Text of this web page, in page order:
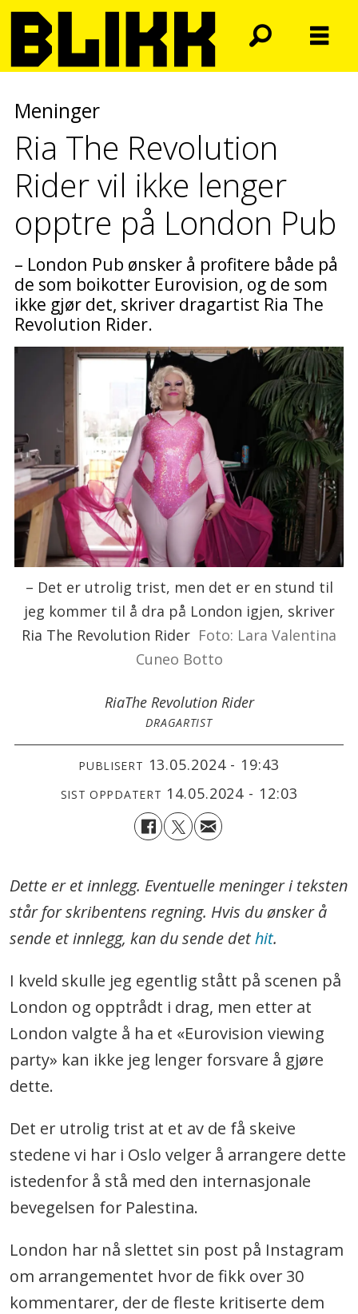
Meninger
Ria The Revolution
Rider vil ikke lenger
opptre på London Pub
– London Pub ønsker å profitere både på
de som boikotter Eurovision, og de som
ikke gjør det, skriver dragartist Ria The
Revolution Rider.
– Det er utrolig trist, men det er en stund til
jeg kommer til å dra på London igjen, skriver
Ria The Revolution Rider Foto: Lara Valentina
Cuneo Botto
RiaThe Revolution Rider
DRAGARTIST
PUBLISERT 13.05.2024 - 19:43
SIST OPPDATERT 14.05.2024 - 12:03
Dette er et innlegg. Eventuelle meninger i teksten
står for skribentens regning. Hvis du ønsker å
sende et innlegg, kan du sende dethit.
I kveld skulle jeg egentlig stått på scenen på
London og opptrådt i drag, men etter at
London valgte å ha et «Eurovision viewing
party» kan ikke jeg lenger forsvare å gjøre
dette.
Det er utrolig trist at et av de få skeive
stedene vi har i Oslo velger å arrangere dette
istedenfor å stå med den internasjonale
bevegelsen for Palestina.
London har nå slettet sin post på Instagram
om arrangementet hvor de fikk over 30
kommentarer, der de fleste kritiserte dem